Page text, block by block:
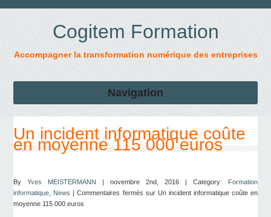
Cogitem Formation
Accompagner la transformation numérique des entreprises
Navigation
Un incident informatique coûte
en moyenne 115 000 euros
ByYves MEISTERMANN | novembre 2nd, 2016 | Category:
Formation
informatique
News |Commentaires fermés sur Un incident informatique coûte en
moyenne 115 000 euros